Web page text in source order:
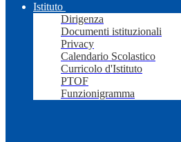
Istituto
Dirigenza
Documenti istituzionali
Privacy
Calendario Scolastico
Curricolo d'Istituto
PTOF
Funzionigramma